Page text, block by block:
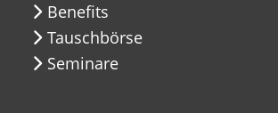
Benefits
Tauschbörse
Seminare